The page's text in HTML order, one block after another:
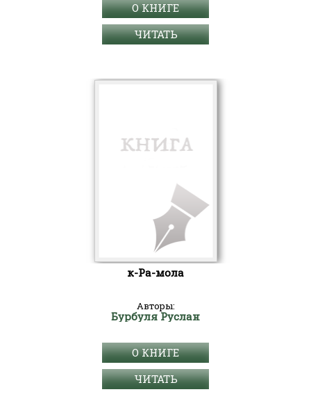
О КНИГЕ
ЧИТАТЬ
к-Ра-мола
Авторы:
Бурбуля Руслан
О КНИГЕ
ЧИТАТЬ